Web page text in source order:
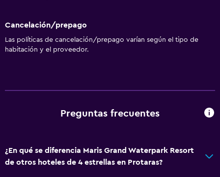
Cancelación/prepago
Las políticas de cancelación/prepago varían según el tipo de
habitación y el proveedor.
Preguntas frecuentes
¿En qué se diferencia Maris Grand Waterpark Resort
de otros hoteles de 4 estrellas en Protaras?